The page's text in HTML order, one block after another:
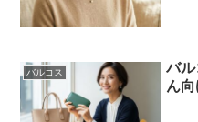
バルコス
バル
ん